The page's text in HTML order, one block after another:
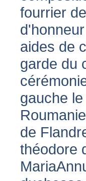
fourrier
aides de
garde du
gauche
de
théodore